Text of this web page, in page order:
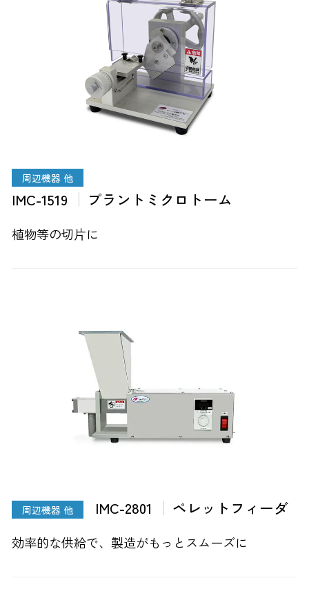
周辺機器 他
IMC-1519 プラントミクロトーム
植物等の切片に
周辺機器 他 IMC-2801 ペレットフィーダ
効率的な供給で、製造がもっとスムーズに